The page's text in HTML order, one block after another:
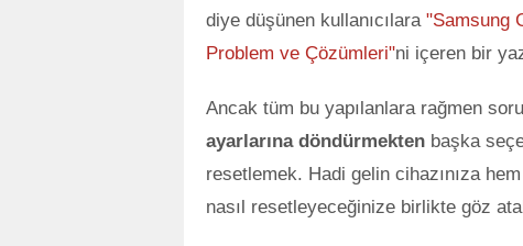
diye düşünen kullanıcılara "Samsung
Problem ve Çözümleri"ni içeren bir
Ancak tüm bu yapılanlara rağmen
ayarlarına döndürmekten başka
resetlemek. Hadi gelin cihazınıza
nasıl resetleyeceğinize birlikte göz